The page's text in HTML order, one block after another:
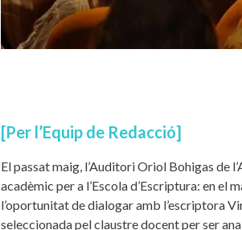
[Per l’Equip de Redacció]
El passat maig, l’Auditori Oriol Bohigas de
acadèmic per a l’Escola d’Escriptura: en el
l’oportunitat de dialogar amb l’escriptora
seleccionada pel claustre docent per ser